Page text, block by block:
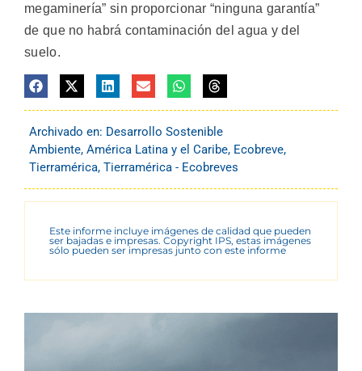
megaminería” sin proporcionar “ninguna garantía”
de que no habrá contaminación del agua y del
suelo.
Archivado en: Desarrollo Sostenible
Ambiente, América Latina y el Caribe, Ecobreve,
Tierramérica, Tierramérica - Ecobreves
Este informe incluye imágenes de calidad que pueden
ser bajadas e impresas. Copyright IPS, estas imágenes
sólo pueden ser impresas junto con este informe